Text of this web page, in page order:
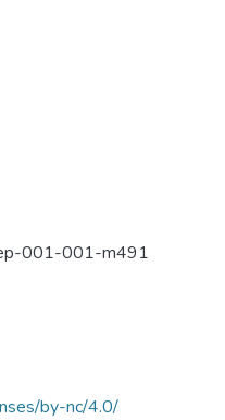
001-001-m491
by-nc/4.0/